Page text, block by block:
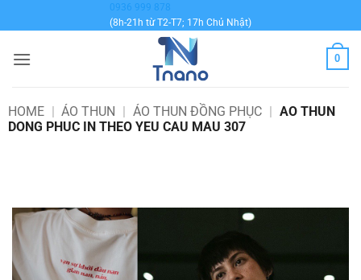
qua
dung
0936 999 878
(8h-21h từ T2-T7; 17h Chủ Nhật)
0
HOME | ÁO THUN | ÁO THUN ĐỒNG PHỤC | AO THUN
DONG PHUC IN THEO YEU CAU MAU 307